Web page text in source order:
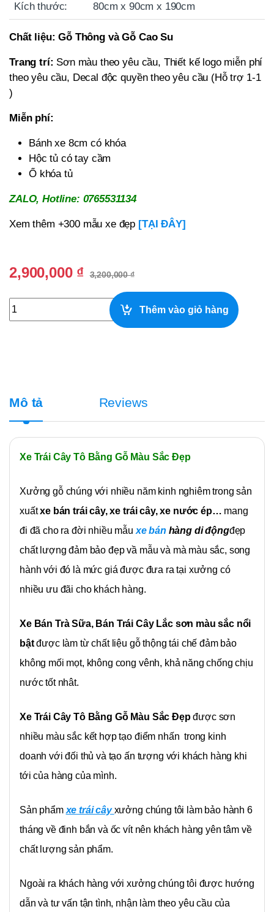
Kích thước: 80cm x 90cm x 190cm
Chất liệu: Gỗ Thông và Gỗ Cao Su
Trang trí: Sơn màu theo yêu cầu, Thiết kế logo miễn phí
theo yêu cầu, Decal độc quyền theo yêu cầu (Hỗ trợ 1-1
)
Miễn phí:
Bánh xe 8cm có khóa
Hộc tủ có tay cầm
Ổ khóa tủ
ZALO, Hotline: 0765531134
Xem thêm +300 mẫu xe đẹp [TẠI ĐÂY]
2,900,000 ₫ 3,200,000₫
Xe Trái Cây Tô Bằng Gỗ Màu Sắc Đẹp quantity
Thêm vào giỏ hàng
Mô tả Reviews
Xe Trái Cây Tô Bằng Gỗ Màu Sắc Đẹp
Xưởng gỗ chúng với nhiều năm kinh nghiêm trong sản
xuấtxe bán trái cây, xe trái cây, xe nước ép… mang
đi đã cho ra đời nhiều mẫu xe bán hàng di độngđẹp
chất lượng đảm bảo đẹp vầ mẫu và mà màu sắc, song
hành với đó là mức giá được đưa ra tại xưởng có
nhiều ưu đãi cho khách hàng.
Xe Bán Trà Sữa, Bán Trái Cây Lắc sơn màu sắc nổi
bậtđược làm từ chất liệu gỗ thộng tái chế đảm bảo
không mối mọt, không cong vênh, khả năng chống chịu
nước tốt nhât.
Xe Trái Cây Tô Bằng Gỗ Màu Sắc Đẹpđược sơn
nhiều màu sắc kết hợp tạo điểm nhấn trong kinh
doanh với đối thủ và tạo ấn tượng với khách hàng khi
tới của hàng của mình.
Sản phẩm xe trái câyxưởng chúng tôi làm bảo hành 6
tháng về đinh bắn và ốc vít nên khách hàng yên tâm về
chất lượng sản phẩm.
Ngoài ra khách hàng với xưởng chúng tôi được hướng
dẫn và tư vấn tận tình, nhận làm theo yêu cầu của